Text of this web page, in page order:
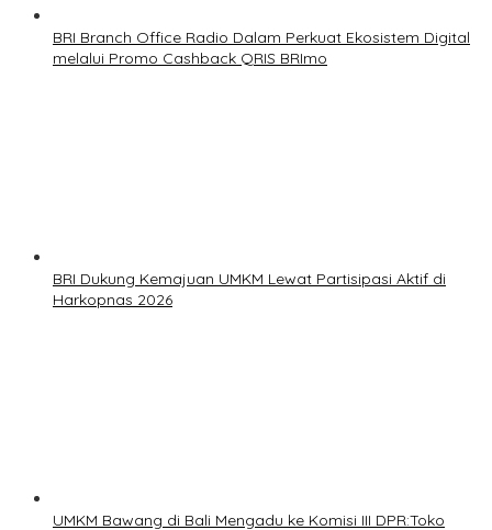
BRI Branch Office Radio Dalam Perkuat Ekosistem Digital
melalui Promo Cashback QRIS BRImo
BRI Dukung Kemajuan UMKM Lewat Partisipasi Aktif di
Harkopnas 2026
UMKM Bawang di Bali Mengadu ke Komisi III DPR:Toko